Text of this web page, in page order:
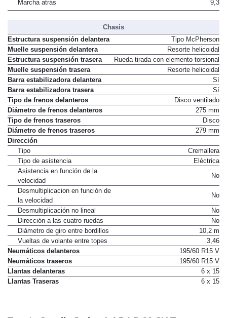
Marcha atrás
9,3
Chasis
Estructura suspensión delantera
Tipo McPherson
Muelle suspensión delantera
Resorte helicoidal
Estructura suspensión trasera
Rueda tirada con elemento torsional
Muelle suspensión trasera
Resorte helicoidal
Barra estabilizadora delantera
Sí
Barra estabilizadora trasera
Sí
Tipo de frenos delanteros
Disco ventilado
Diámetro de frenos delanteros
275 mm
Tipo de frenos traseros
Disco
Diámetro de frenos traseros
279 mm
Dirección
Tipo
Cremallera
Tipo de asistencia
Eléctrica
Asistencia en función de la
velocidad
No
Desmultiplicacion en función de
la velocidad
No
Desmultiplicación no lineal
No
Dirección a las cuatro ruedas
No
Diámetro de giro entre bordillos
10,2 m
Vueltas de volante entre topes
3,46
Neumáticos delanteros
195/60 R15 V
Neumáticos traseros
195/60 R15 V
Llantas delanteras
6 x 15
Llantas Traseras
6 x 15